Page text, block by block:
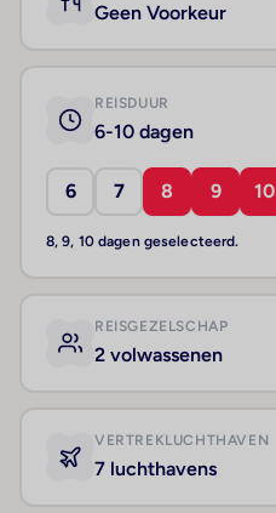
Geen Voorkeur
REISDUUR
6-10 dagen
6 7 8 9 10
8, 9, 10 dagen geselecteerd.
REISGEZELSCHAP
2 volwassenen
VERTREKLUCHTHAVEN
7 luchthavens